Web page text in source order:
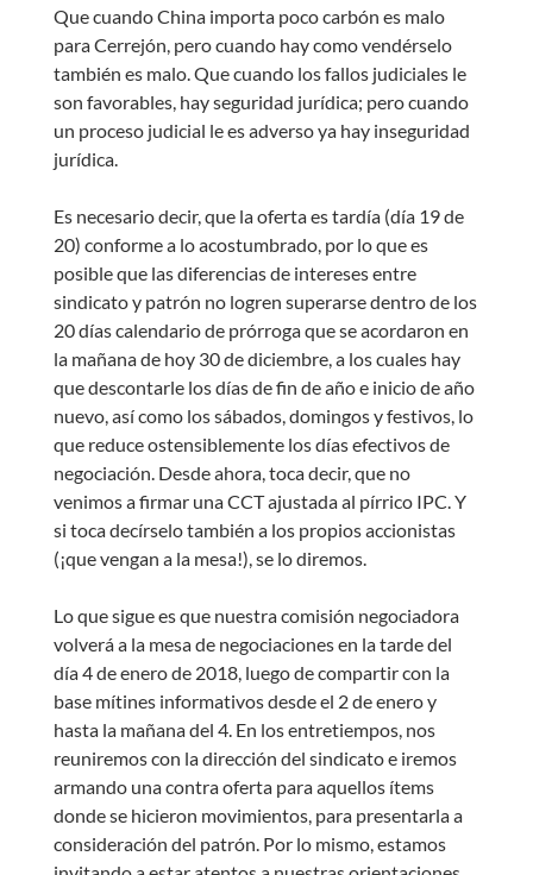
Que cuando China importa poco carbón es malo
para Cerrejón, pero cuando hay como vendérselo
también es malo. Que cuando los fallos judiciales le
son favorables, hay seguridad jurídica; pero cuando
un proceso judicial le es adverso ya hay inseguridad
jurídica.
Es necesario decir, que la oferta es tardía (día 19 de
20) conforme a lo acostumbrado, por lo que es
posible que las diferencias de intereses entre
sindicato y patrón no logren superarse dentro de los
20 días calendario de prórroga que se acordaron en
la mañana de hoy 30 de diciembre, a los cuales hay
que descontarle los días de fin de año e inicio de año
nuevo, así como los sábados, domingos y festivos, lo
que reduce ostensiblemente los días efectivos de
negociación. Desde ahora, toca decir, que no
venimos a firmar una CCT ajustada al pírrico IPC. Y
si toca decírselo también a los propios accionistas
(¡que vengan a la mesa!), se lo diremos.
Lo que sigue es que nuestra comisión negociadora
volverá a la mesa de negociaciones en la tarde del
día 4 de enero de 2018, luego de compartir con la
base mítines informativos desde el 2 de enero y
hasta la mañana del 4. En los entretiempos, nos
reuniremos con la dirección del sindicato e iremos
armando una contra oferta para aquellos ítems
donde se hicieron movimientos, para presentarla a
consideración del patrón. Por lo mismo, estamos